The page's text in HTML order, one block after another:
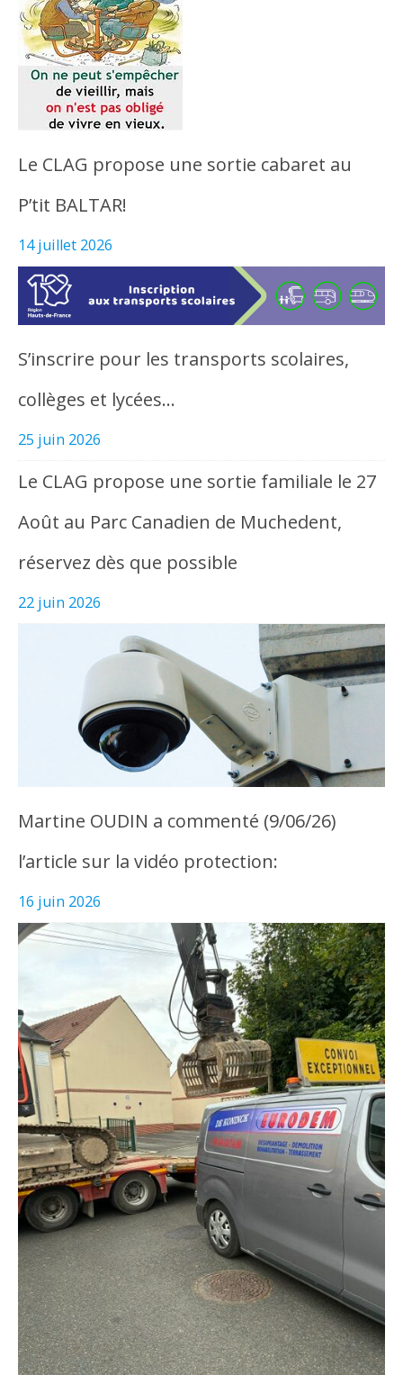
Le CLAG propose une sortie cabaret au
P’tit BALTAR!
14 juillet 2026
S’inscrire pour les transports scolaires,
collèges et lycées…
25 juin 2026
Le CLAG propose une sortie familiale le 27
Août au Parc Canadien de Muchedent,
réservez dès que possible
22 juin 2026
Martine OUDIN a commenté (9/06/26)
l’article sur la vidéo protection:
16 juin 2026